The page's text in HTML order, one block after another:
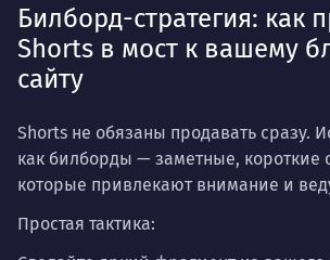
Билборд-стратегия: как
Shorts в мост к вашему
сайту
Shorts не обязаны продавать сразу.
как билборды — заметные, короткие
которые привлекают внимание и
Простая тактика: